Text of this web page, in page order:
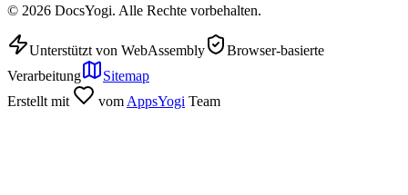
© 2026 DocsYogi. Alle Rechte vorbehalten.
Unterstützt von WebAssembly
Browser-basierte
Verarbeitung
Sitemap
Erstellt mit
vom AppsYogi Team